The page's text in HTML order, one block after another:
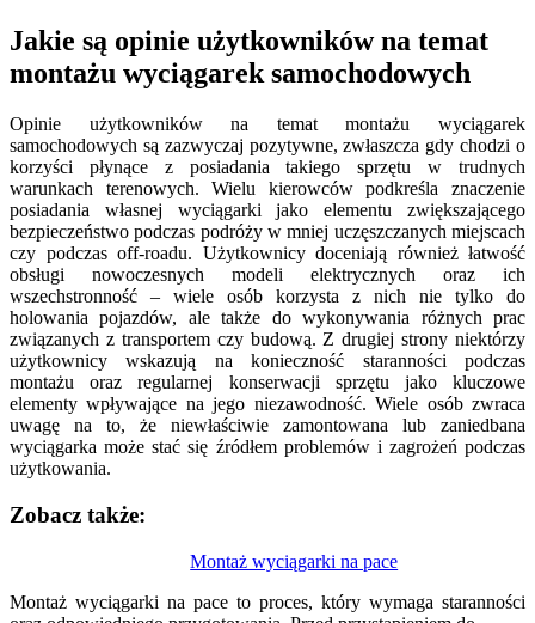
Jakie są opinie użytkowników na temat
montażu wyciągarek samochodowych
Opinie użytkowników na temat montażu wyciągarek
samochodowych są zazwyczaj pozytywne, zwłaszcza gdy chodzi o
korzyści płynące z posiadania takiego sprzętu w trudnych
warunkach terenowych. Wielu kierowców podkreśla znaczenie
posiadania własnej wyciągarki jako elementu zwiększającego
bezpieczeństwo podczas podróży w mniej uczęszczanych miejscach
czy podczas off-roadu. Użytkownicy doceniają również łatwość
obsługi nowoczesnych modeli elektrycznych oraz ich
wszechstronność – wiele osób korzysta z nich nie tylko do
holowania pojazdów, ale także do wykonywania różnych prac
związanych z transportem czy budową. Z drugiej strony niektórzy
użytkownicy wskazują na konieczność staranności podczas
montażu oraz regularnej konserwacji sprzętu jako kluczowe
elementy wpływające na jego niezawodność. Wiele osób zwraca
uwagę na to, że niewłaściwie zamontowana lub zaniedbana
wyciągarka może stać się źródłem problemów i zagrożeń podczas
użytkowania.
Zobacz także:
Montaż wyciągarki na pace
Montaż wyciągarki na pace to proces, który wymaga staranności
wpisu